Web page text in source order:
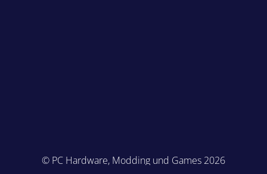
© PC Hardware, Modding und Games 2026